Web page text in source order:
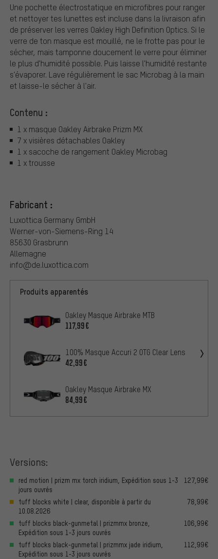
Une pochette électrostatique en microfibres pour ranger
et nettoyer tes lunettes est incluse dans la livraison afin
de préserver les verres Oakley High Definition Optics. Si le
verre de ton masque est mouillé, ne le frotte pas pour le
sécher, mais tamponne doucement le verre pour éliminer
le plus d'humidité possible. Puis laisse l'humidité restante
s'évaporer. Lave régulièrement le sac Microbag à la main
et laisse-le sécher à l'air.
Contenu :
1 x masque Oakley Airbrake Prizm MX
7 x visières détachables Oakley
1 x sacoche de rangement Oakley Microbag
1 x trousse
Fabricant :
Luxottica Germany GmbH
Werner-von-Siemens-Ring 14
85630 Grasbrunn
Allemagne
info@de.luxottica.com
Produits apparentés
Oakley Masque Airbrake MTB
117,99€
100% Masque Accuri 2 OTG Clear Lens
42,99€
Oakley Masque Airbrake MX
84,99€
Versions:
red motion | prizm mx torch iridium, Expédition sous 1-3
jours ouvrés
127,99€
tuff blocks white | clear, disponible à partir du
10.08.2026
78,99€
tuff blocks black-gunmetal | prizmmx bronze,
Expédition sous 1-3 jours ouvrés
106,99€
tuff blocks black-gunmetal | prizmmx jade iridium,
Expédition sous 1-3 jours ouvrés
112,99€